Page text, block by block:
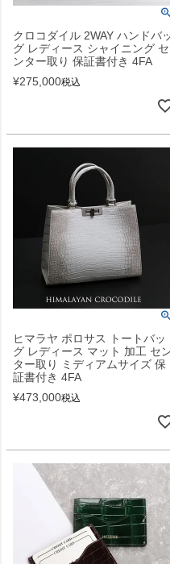
クロコダイル 2WAY ハンドバ
グ レディース シャイニング セ
ンター取り 保証書付き 4FA
¥275,000税込
ヒマラヤ ポロサス トートバッ
グ レディース マット 加工 セ
ター取り ミディアムサイズ 保
証書付き 4FA
¥473,000税込